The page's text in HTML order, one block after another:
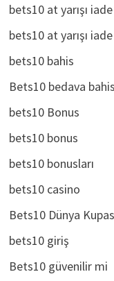
bets10 at yarışı
bets10 at yarışı
bets10 bahis
Bets10 bedava bahis
bets10 Bonus
bets10 bonus
bets10 bonusları
bets10 casino
Bets10 Dünya
bets10 giriş
Bets10 güvenilir mi